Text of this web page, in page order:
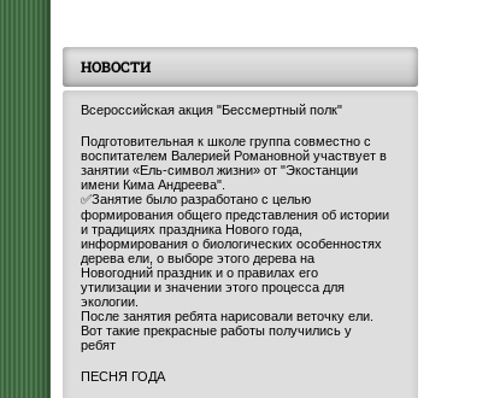
НОВОСТИ
Всероссийская акция "Бессмертный полк"
Подготовительная к школе группа совместно с
воспитателем Валерией Романовной участвует в
занятии «Ель-символ жизни» от "Экостанции
имени Кима Андреева".
✅Занятие было разработано с целью
формирования общего представления об истории
и традициях праздника Нового года,
информирования о биологических особенностях
дерева ели, о выборе этого дерева на
Новогодний праздник и о правилах его
утилизации и значении этого процесса для
экологии.
После занятия ребята нарисовали веточку ели.
Вот такие прекрасные работы получились у
ребят
ПЕСНЯ ГОДА